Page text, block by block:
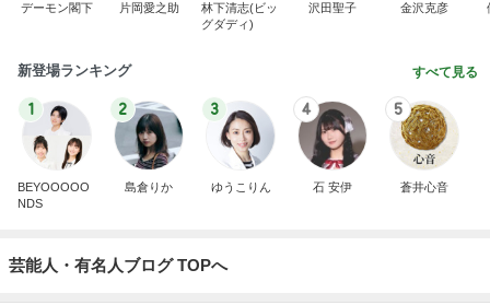
デーモン閣下 片岡愛之助
林下清志(ビッ
グダディ)
沢田聖子 金沢克彦
新登場ランキング すべて見る
1
BEYOOOOO
NDS
2
島倉りか
3
ゆうこりん
4
石 安伊
5
蒼井心音
芸能人・有名人ブログ TOPへ